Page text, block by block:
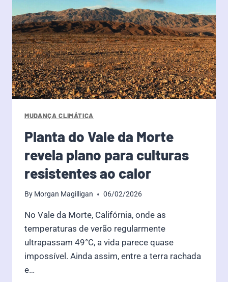
MUDANÇA CLIMÁTICA
Planta do Vale da Morte
revela plano para culturas
resistentes ao calor
By Morgan Magilligan 06/02/2026
No Vale da Morte, Califórnia, onde as
temperaturas de verão regularmente
ultrapassam 49°C, a vida parece quase
impossível. Ainda assim, entre a terra rachada
e…